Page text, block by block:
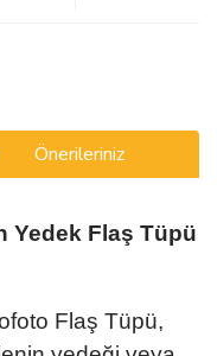
Önerileriniz
Yedek Flaş Tüpü
Flaş Tüpü,